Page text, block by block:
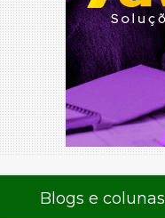
Blogs e colunas